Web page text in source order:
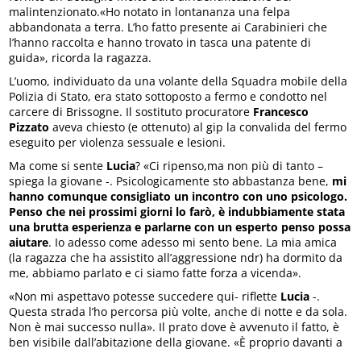
malintenzionato.«Ho notato in lontananza una felpa
abbandonata a terra. L’ho fatto presente ai Carabinieri che
l’hanno raccolta e hanno trovato in tasca una patente di
guida», ricorda la ragazza.
L’uomo, individuato da una volante della Squadra mobile della
Polizia di Stato, era stato sottoposto a fermo e condotto nel
carcere di Brissogne. Il sostituto procuratore Francesco
Pizzato aveva chiesto (e ottenuto) al gip la convalida del fermo
eseguito per violenza sessuale e lesioni.
Ma come si sente Lucia? «Ci ripenso,ma non più di tanto –
spiega la giovane -. Psicologicamente sto abbastanza bene, mi
hanno comunque consigliato un incontro con uno psicologo.
Penso che nei prossimi giorni lo farò, è indubbiamente stata
una brutta esperienza e parlarne con un esperto penso possa
aiutare. Io adesso come adesso mi sento bene. La mia amica
(la ragazza che ha assistito all’aggressione ndr) ha dormito da
me, abbiamo parlato e ci siamo fatte forza a vicenda».
«Non mi aspettavo potesse succedere qui- riflette Lucia -.
Questa strada l’ho percorsa più volte, anche di notte e da sola.
Non è mai successo nulla». Il prato dove è avvenuto il fatto, è
ben visibile dall’abitazione della giovane. «È proprio davanti a